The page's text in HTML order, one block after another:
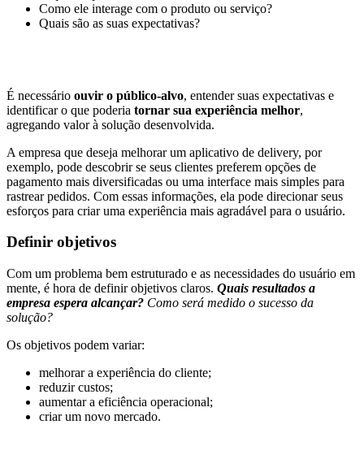
Como ele interage com o produto ou serviço?
Quais são as suas expectativas?
É necessário ouvir o público-alvo, entender suas expectativas e
identificar o que poderia tornar sua experiência melhor,
agregando valor à solução desenvolvida.
A empresa que deseja melhorar um aplicativo de delivery, por
exemplo, pode descobrir se seus clientes preferem opções de
pagamento mais diversificadas ou uma interface mais simples para
rastrear pedidos. Com essas informações, ela pode direcionar seus
esforços para criar uma experiência mais agradável para o usuário.
Definir objetivos
Com um problema bem estruturado e as necessidades do usuário em
mente, é hora de definir objetivos claros. Quais resultados a
empresa espera alcançar? Como será medido o sucesso da
solução?
Os objetivos podem variar:
melhorar a experiência do cliente;
reduzir custos;
aumentar a eficiência operacional;
criar um novo mercado.